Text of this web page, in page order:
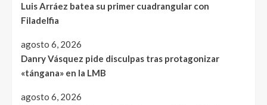
Luis Arráez batea su primer cuadrangular con
Filadelfia
agosto 6, 2026
Danry Vásquez pide disculpas tras protagonizar
«tángana» en la LMB
agosto 6, 2026